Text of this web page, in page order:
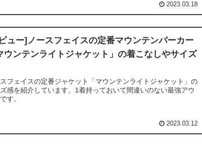
2023.03.18
ュー]ノースフェイスの定番マウンテンパーカー
ウンテンライトジャケット」の着こなしやサイズ
スフェイスの定番ジャケット「マウンテンライトジャケット」の
感を紹介しています。1着持っておいて間違いのない最強アウ
す。
2023.03.12